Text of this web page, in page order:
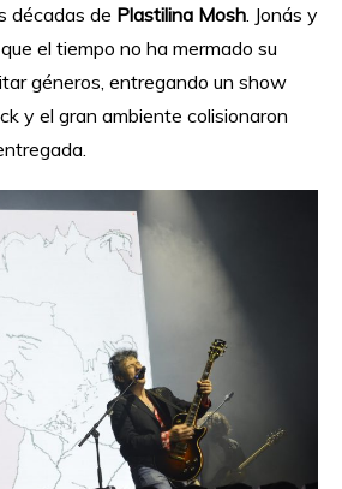
décadas de Plastilina Mosh . Jonás y
el tiempo no ha mermado su
géneros, entregando un show
y el gran ambiente colisionaron